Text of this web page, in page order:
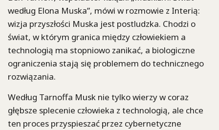
według Elona Muska”, mówi w rozmowie z Interią:
wizja przyszłości Muska jest postludzka. Chodzi o
świat, w którym granica między człowiekiem a
technologią ma stopniowo zanikać, a biologiczne
ograniczenia stają się problemem do technicznego
rozwiązania.
Według Tarnoffa Musk nie tylko wierzy w coraz
głębsze splecenie człowieka z technologią, ale chce
ten proces przyspieszać przez cybernetyczne